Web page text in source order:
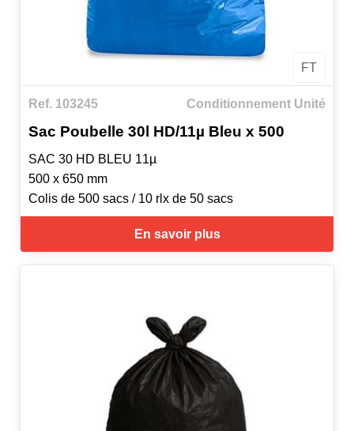
FT
Ref. 103245 Conditionnement Unité
Sac Poubelle 30l HD/11µ Bleu x 500
SAC 30 HD BLEU 11µ
500 x 650 mm
Colis de 500 sacs / 10 rlx de 50 sacs
En savoir plus